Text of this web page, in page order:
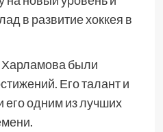
в развитие хоккея в
были
Его талант и
его одним из лучших